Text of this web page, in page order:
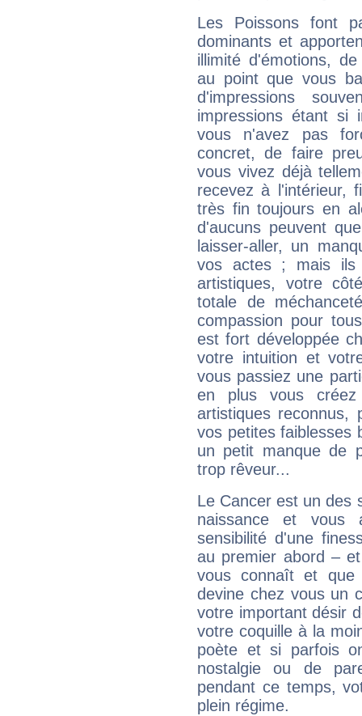
Les Poissons font
dominants et
illimité d'émotions,
au point que vous
d'impressions
impressions étant si
vous n'avez pas
concret, de faire
vous vivez déjà
recevez à l'intérieur,
très fin toujours en
d'aucuns peuvent
laisser-aller, un
vos actes ; mais ils
artistiques, votre
totale de
compassion pour
est fort développée
votre intuition et
vous passiez une
en plus vous
artistiques reconnus,
vos petites faiblesses
un petit manque de
trop rêveur...
Le Cancer est un des
naissance et vous
sensibilité d'une
au premier abord –
vous connaît et
devine chez vous un
votre important désir
votre coquille à la
poète et si parfois
nostalgie ou de
pendant ce temps,
plein régime.